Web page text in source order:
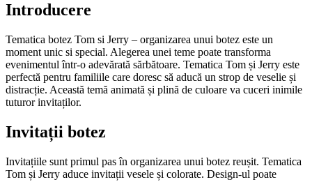
Introducere
Tematica botez Tom si Jerry – organizarea unui botez este un
moment unic si special. Alegerea unei teme poate transforma
evenimentul într-o adevărată sărbătoare. Tematica Tom și Jerry este
perfectă pentru familiile care doresc să aducă un strop de veselie și
distracție. Această temă animată și plină de culoare va cuceri inimile
tuturor invitaților.
Invitații botez
Invitațiile sunt primul pas în organizarea unui botez reușit. Tematica
Tom și Jerry aduce invitații vesele și colorate. Design-ul poate